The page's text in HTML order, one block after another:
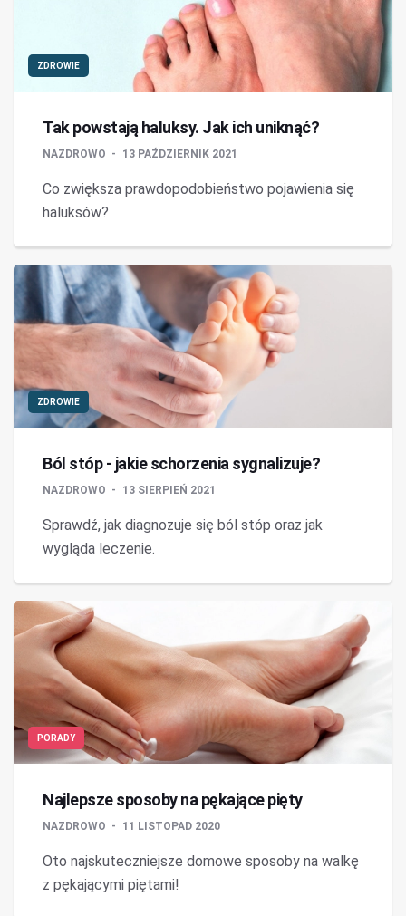
ZDROWIE
Tak powstają haluksy. Jak ich uniknąć?
NAZDROWO 13 PAŹDZIERNIK 2021
Co zwiększa prawdopodobieństwo pojawienia się
haluksów?
ZDROWIE
Ból stóp - jakie schorzenia sygnalizuje?
NAZDROWO 13 SIERPIEŃ 2021
Sprawdź, jak diagnozuje się ból stóp oraz jak
wygląda leczenie.
PORADY
Najlepsze sposoby na pękające pięty
NAZDROWO 11 LISTOPAD 2020
Oto najskuteczniejsze domowe sposoby na walkę
z pękającymi piętami!